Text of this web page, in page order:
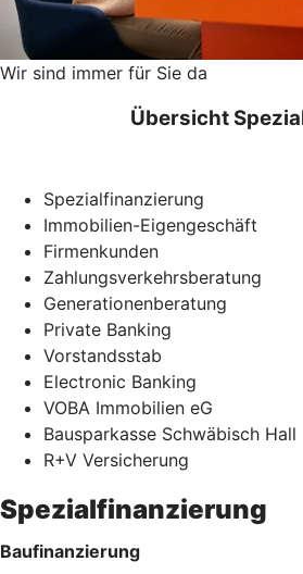
Wir sind immer für Sie da
Übersicht
Spezialfinanzierung
Immobilien-Eigengeschäft
Firmenkunden
Zahlungsverkehrsberatung
Generationenberatung
Private Banking
Vorstandsstab
Electronic Banking
VOBA Immobilien eG
Bausparkasse Schwäbisch Hall
R+V Versicherung
Spezialfinanzierung
Baufinanzierung